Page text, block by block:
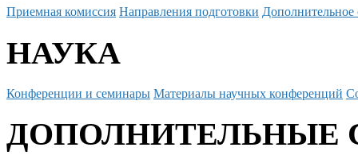
Приемная комиссия Направления подготовки Дополнительное
НАУКА
Конференции и семинары Материалы научных конференций
ДОПОЛНИТЕЛЬНЫЕ